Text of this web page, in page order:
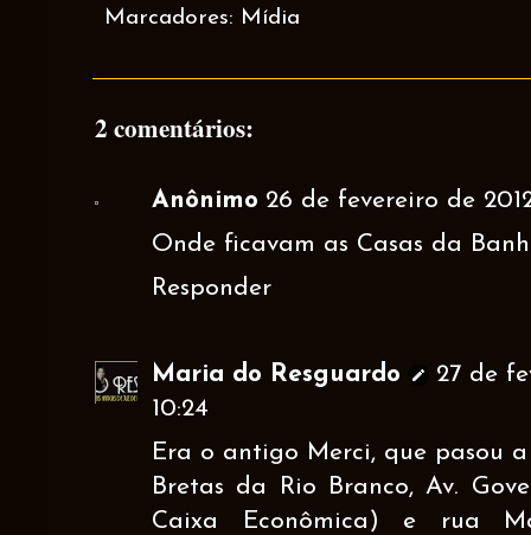
Marcadores: Mídia
2 comentários:
Anônimo 26 de fevereiro de
Onde ficavam as Casas da
Responder
Maria do Resguardo
27 de
10:24
Era o antigo Merci, que pasou a
Bretas da Rio Branco, Av.
Caixa Econômica) e rua